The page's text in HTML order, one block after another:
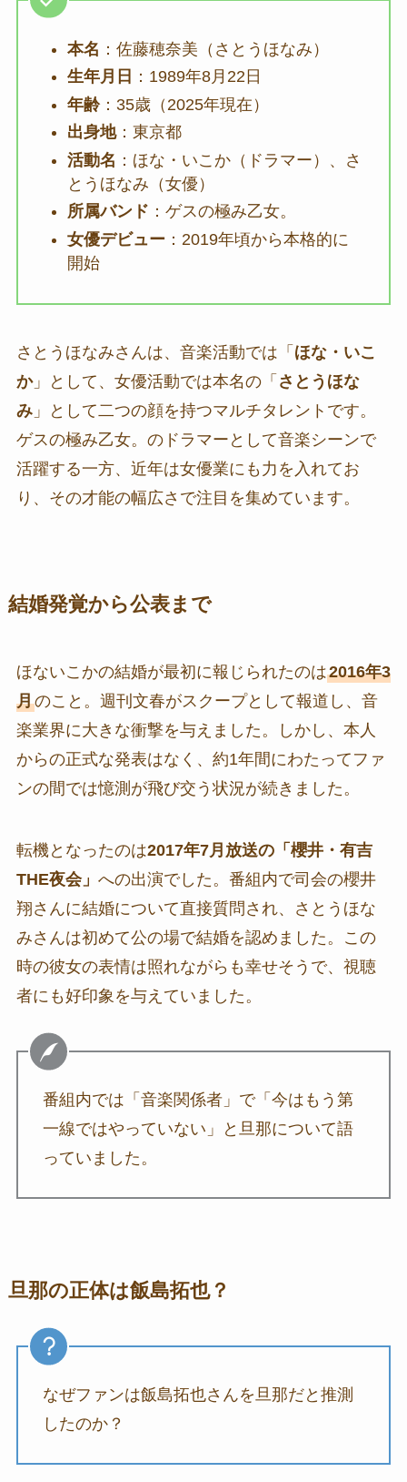
本名 ：佐藤穂奈美（さとうほなみ）
生年月日 ：1989年8月22日
年齢：35歳（2025年現在）
出身地：東京都
活動名 ：ほな・いこか（ドラマー）、さ
とうほなみ（女優）
所属バンド ：ゲスの極み乙女。
女優デビュー：2019年頃から本格的に
開始
さとうほなみさんは、音楽活動では「 ほな・いこ
か」として、女優活動では本名の「 さとうほな
み」として二つの顔を持つマルチタレントです。
ゲスの極み乙女。のドラマーとして音楽シーンで
活躍する一方、近年は女優業にも力を入れてお
り、その才能の幅広さで注目を集めています。
結婚発覚から公表まで
ほないこかの結婚が最初に報じられたのは2016年3
月のこと。週刊文春がスクープとして報道し、音
楽業界に大きな衝撃を与えました。しかし、本人
からの正式な発表はなく、約1年間にわたってファ
ンの間では憶測が飛び交う状況が続きました。
転機となったのは2017年7月放送の「櫻井・有吉
THE夜会」 への出演でした。番組内で司会の櫻井
翔さんに結婚について直接質問され、さとうほな
みさんは初めて公の場で結婚を認めました。この
時の彼女の表情は照れながらも幸せそうで、視聴
者にも好印象を与えていました。
番組内では「音楽関係者」で「今はもう第
一線ではやっていない」と旦那について語
っていました。
旦那の正体は飯島拓也？
なぜファンは飯島拓也さんを旦那だと推測
したのか？